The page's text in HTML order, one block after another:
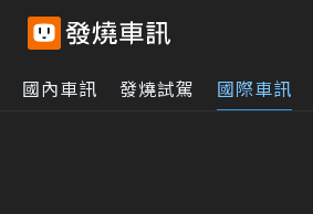
國內車訊 發燒試駕 國際車訊